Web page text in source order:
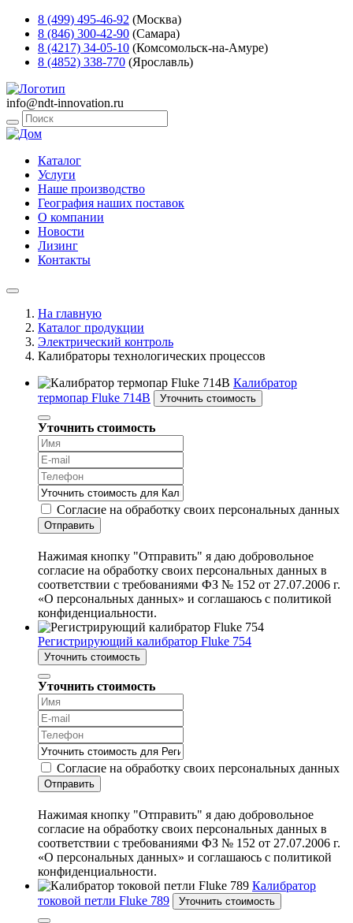
8 (499) 495-46-92 (Москва)
8 (846) 300-42-90 (Самара)
8 (4217) 34-05-10 (Комсомольск-на-Амуре)
8 (4852) 338-770 (Ярославль)
info@ndt-innovation.ru
Каталог
Услуги
Наше производство
География наших поставок
О компании
Новости
Лизинг
Контакты
На главную
Каталог продукции
Электрический контроль
Калибраторы технологических процессов
Калибратор
термопар Fluke 714B
Уточнить стоимость
Уточнить стоимость
Согласие на обработку своих персональных данных
Отправить
Нажимая кнопку "Отправить" я даю добровольное
согласие на обработку своих персональных данных в
соответствии с требованиями ФЗ № 152 от 27.07.2006 г.
«О персональных данных» и соглашаюсь с политикой
конфиденциальности.
Регистрирующий калибратор Fluke 754
Уточнить стоимость
Уточнить стоимость
Согласие на обработку своих персональных данных
Отправить
Нажимая кнопку "Отправить" я даю добровольное
согласие на обработку своих персональных данных в
соответствии с требованиями ФЗ № 152 от 27.07.2006 г.
«О персональных данных» и соглашаюсь с политикой
конфиденциальности.
Калибратор
токовой петли Fluke 789
Уточнить стоимость